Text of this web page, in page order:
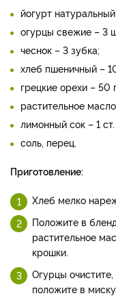
йогурт
огурцы свежие – 3
чеснок – 3 зубка;
хлеб пшеничный –
грецкие орехи – 50
растительное
лимонный сок – 1 ст.
соль, перец.
Приготовление:
Хлеб мелко
Положите в
растительное
крошки.
Огурцы
положите в